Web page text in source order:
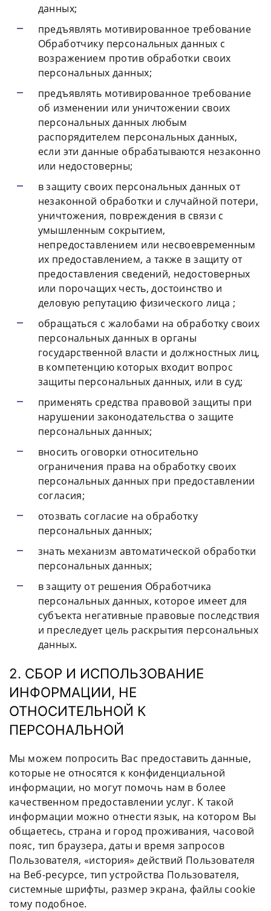
данных;
предъявлять мотивированное требование
Обработчику персональных данных с
возражением против обработки своих
персональных данных;
предъявлять мотивированное требование
об изменении или уничтожении своих
персональных данных любым
распорядителем персональных данных,
если эти данные обрабатываются незаконно
или недостоверны;
в защиту своих персональных данных от
незаконной обработки и случайной потери,
уничтожения, повреждения в связи с
умышленным сокрытием,
непредоставлением или несвоевременным
их предоставлением, а также в защиту от
предоставления сведений, недостоверных
или порочащих честь, достоинство и
деловую репутацию физического лица ;
обращаться с жалобами на обработку своих
персональных данных в органы
государственной власти и должностных лиц,
в компетенцию которых входит вопрос
защиты персональных данных, или в суд;
применять средства правовой защиты при
нарушении законодательства о защите
персональных данных;
вносить оговорки относительно
ограничения права на обработку своих
персональных данных при предоставлении
согласия;
отозвать согласие на обработку
персональных данных;
знать механизм автоматической обработки
персональных данных;
в защиту от решения Обработчика
персональных данных, которое имеет для
субъекта негативные правовые последствия
и преследует цель раскрытия персональных
данных.
2. СБОР И ИСПОЛЬЗОВАНИЕ
ИНФОРМАЦИИ, НЕ
ОТНОСИТЕЛЬНОЙ К
ПЕРСОНАЛЬНОЙ
Мы можем попросить Вас предоставить данные,
которые не относятся к конфиденциальной
информации, но могут помочь нам в более
качественном предоставлении услуг. К такой
информации можно отнести язык, на котором Вы
общаетесь, страна и город проживания, часовой
пояс, тип браузера, даты и время запросов
Пользователя, «история» действий Пользователя
на Веб-ресурсе, тип устройства Пользователя,
системные шрифты, размер экрана, файлы cookie
тому подобное.